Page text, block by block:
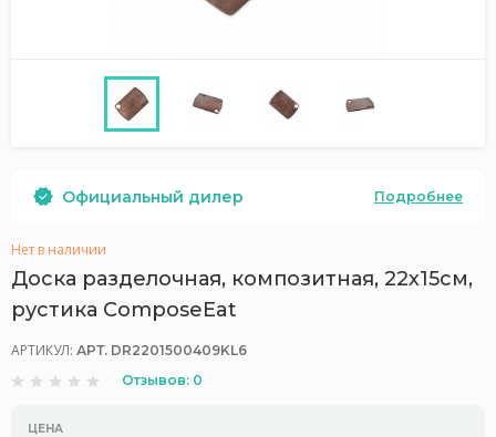
Официальный дилер Подробнее
Нет в наличии
Доска разделочная, композитная, 22х15см,
рустика ComposeEat
АРТИКУЛ: АРТ. DR2201500409KL6
Отзывов: 0
ЦЕНА